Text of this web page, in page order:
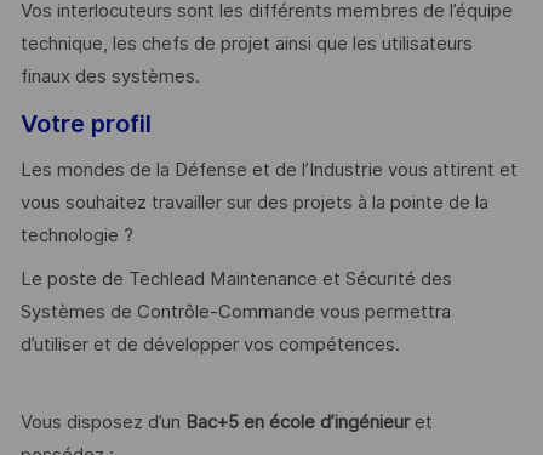
Vos interlocuteurs sont les différents membres de l’équipe
technique, les chefs de projet ainsi que les utilisateurs
finaux des systèmes.
Votre profil
Les mondes de la Défense et de l’Industrie vous attirent et
vous souhaitez travailler sur des projets à la pointe de la
technologie ?
Le poste de Techlead Maintenance et Sécurité des
Systèmes de Contrôle-Commande vous permettra
d’utiliser et de développer vos compétences.
Vous disposez d’un Bac+5 en école d’ingénieur et